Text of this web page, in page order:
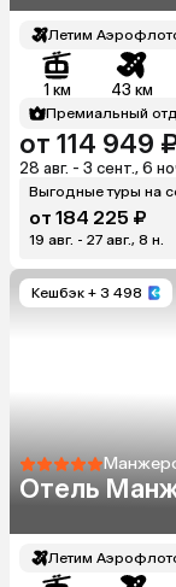
Летим
1 км 43 км
Премиальный
от 114 949
28 авг. - 3 сент., 6
Выгодные туры на
от 184 225 ₽
19 авг. - 27 авг., 8 н.
Кешбэк + 3 498
Отель
Летим